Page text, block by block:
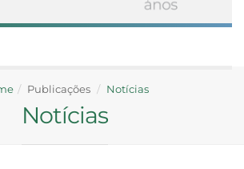
Publicações Notícias
Notícias